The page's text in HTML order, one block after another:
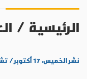
الرئيسية /
نشر الخميس، ١٧ أكتوبر / تشرين الأول ٢٠٢٤